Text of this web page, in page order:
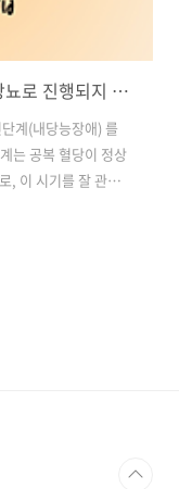
당뇨 전단계(내당능장애) 관리 방법 – 당뇨로 진행되지 않도록 예방하는 법
계(내당능장애) 를
는 공복 혈당이 정상
, 이 시기를 잘 관리
방치할 경우 제2형
징, 그리고 혈당을